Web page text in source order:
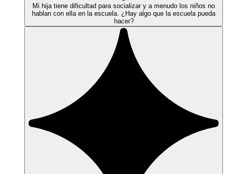
Mi hija tiene dificultad para socializar y a menudo los niños no
hablan con ella en la escuela. ¿Hay algo que la escuela pueda
hacer?